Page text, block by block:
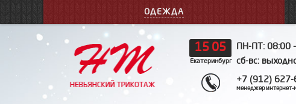
ОДЕЖДА
15 05
Екатеринбург
ПН-ПТ: 08:00
сб-вс:
+7 (912) 627-
менеджер интернет-